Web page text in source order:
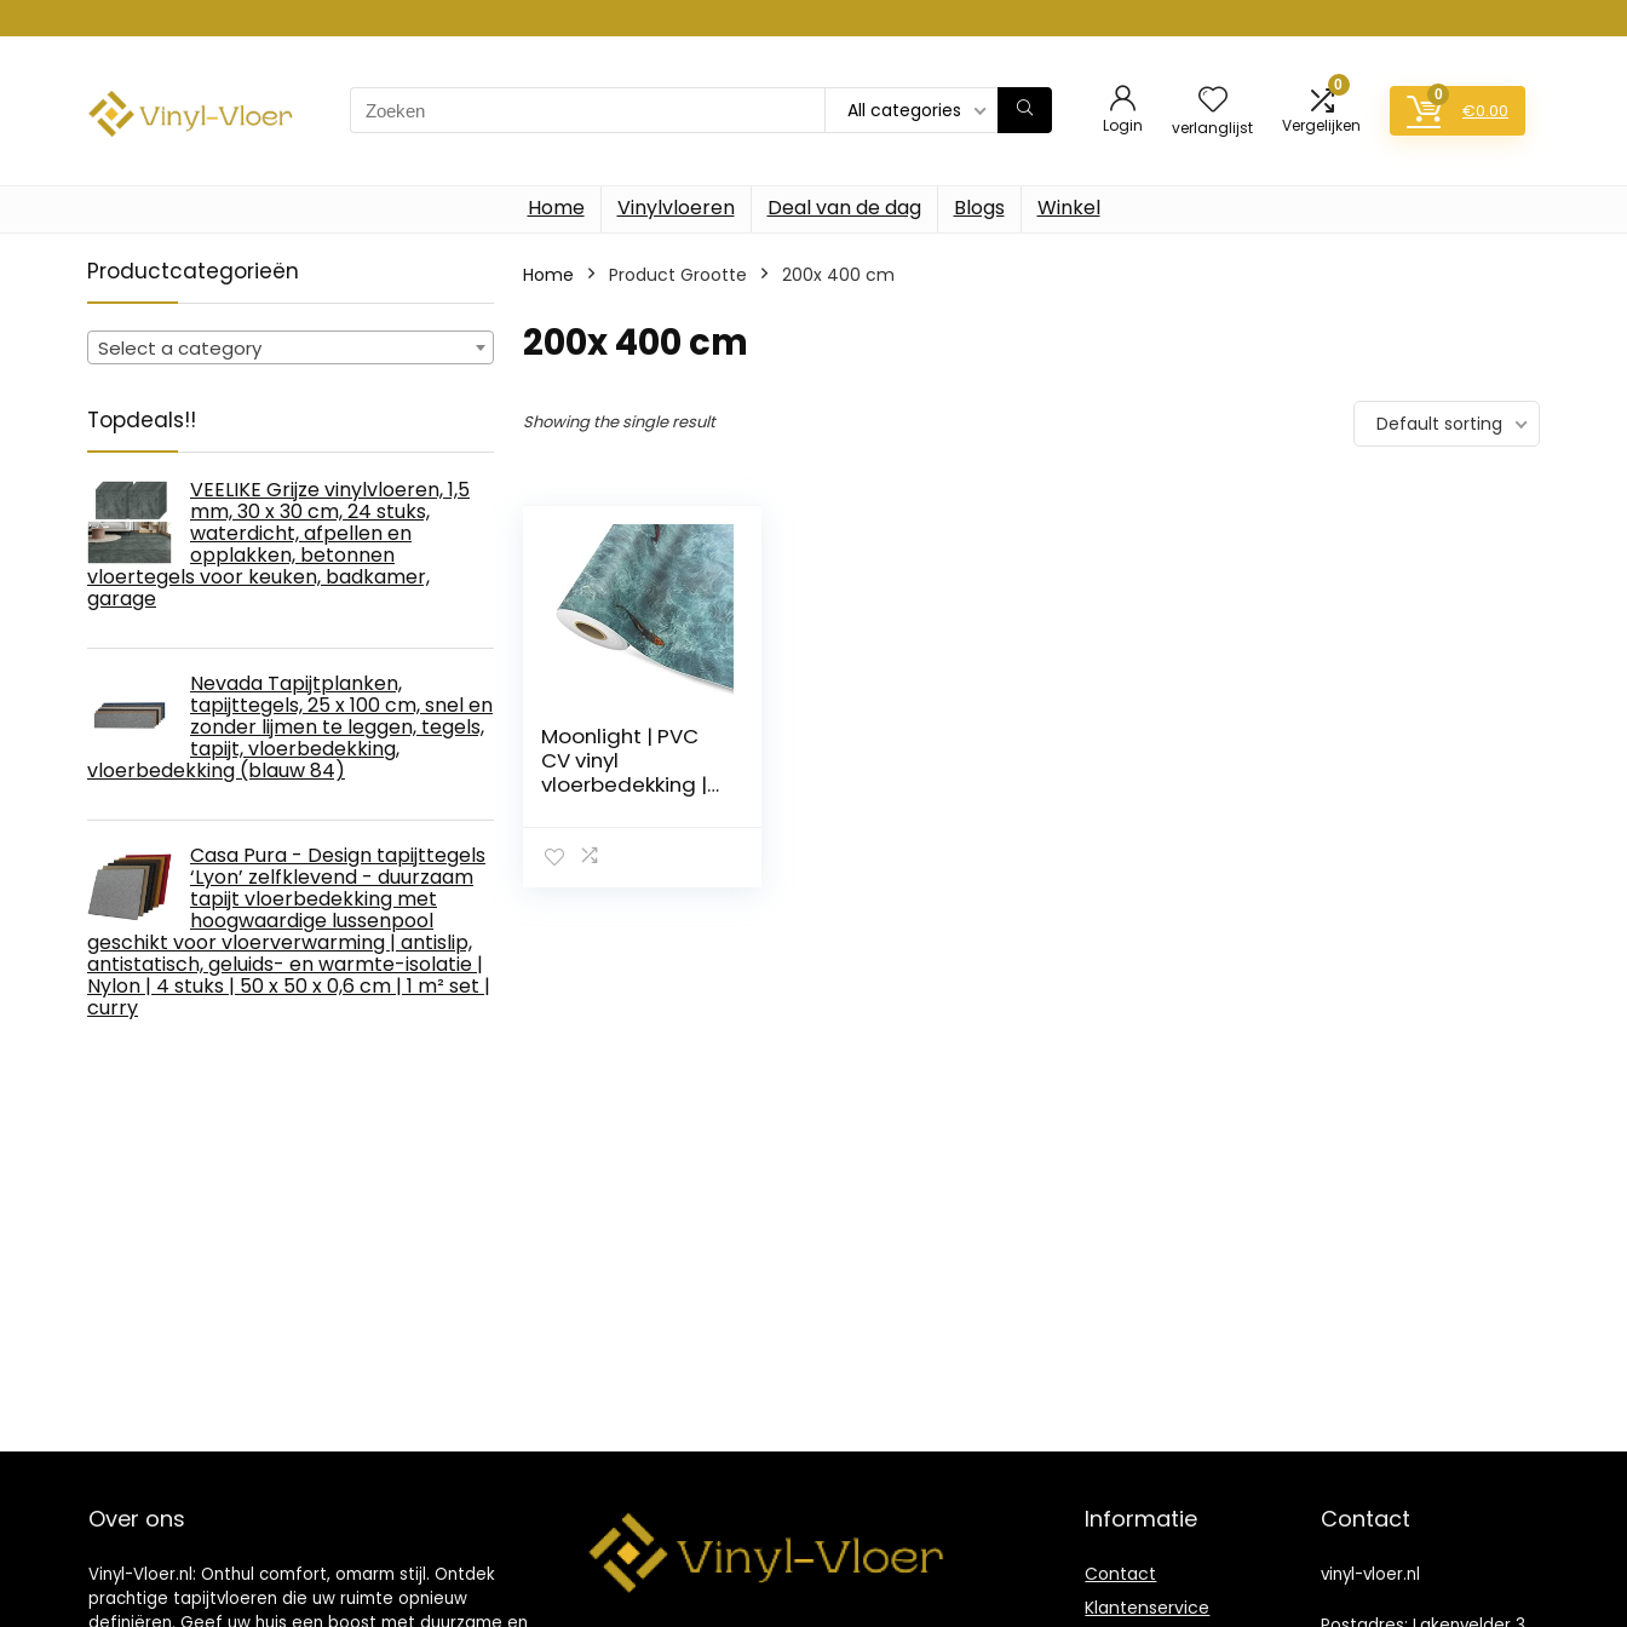
Search
for:
All categories
Login verlanglijst
0
Vergelijken
0
€0.00
Home Vinylvloeren Deal van de dag Blogs Winkel
Productcategorieën
Select a category
Topdeals!!
VEELIKE Grijze vinylvloeren, 1,5
mm, 30 x 30 cm, 24 stuks,
waterdicht, afpellen en
opplakken, betonnen
vloertegels voor keuken, badkamer,
garage
Nevada Tapijtplanken,
tapijttegels, 25 x 100 cm, snel en
zonder lijmen te leggen, tegels,
tapijt, vloerbedekking,
vloerbedekking (blauw 84)
Casa Pura - Design tapijttegels
‘Lyon’ zelfklevend - duurzaam
tapijt vloerbedekking met
hoogwaardige lussenpool
geschikt voor vloerverwarming | antislip,
antistatisch, geluids- en warmte-isolatie |
Nylon | 4 stuks | 50 x 50 x 0,6 cm | 1 m² set |
curry
Home Product Grootte ‎200x 400 cm
‎200x 400 cm
Showing the single result Default sorting
Moonlight | PVC
CV vinyl
vloerbedekking |
maten (200x 400
Over ons
Vinyl-Vloer.nl: Onthul comfort, omarm stijl. Ontdek
prachtige tapijtvloeren die uw ruimte opnieuw
Informatie
Contact
Klantenservice
Contact
vinyl-vloer.nl